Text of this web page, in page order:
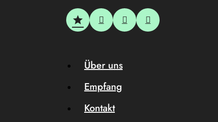
Über uns
Empfang
Kontakt